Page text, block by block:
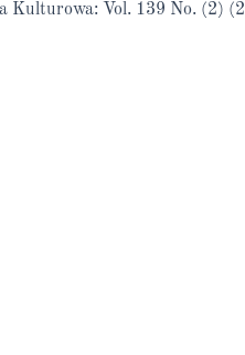
Kulturowa: Vol. 139 No. (2)